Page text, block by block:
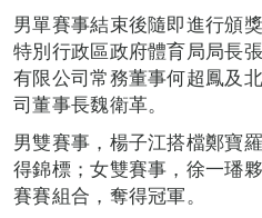
男單賽事結束後隨即進行頒
特別行政區政府體育局局長
有限公司常務董事何超鳳及
司董事長魏衛革。
男雙賽事，楊子江搭檔鄭寶
得錦標；女雙賽事，徐一璠
賽賽組合，奪得冠軍。